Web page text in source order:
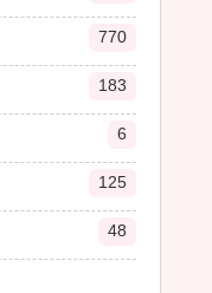
770
183
6
125
48